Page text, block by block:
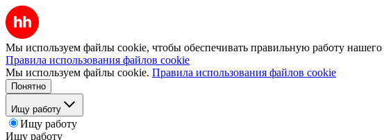
Мы используем файлы cookie, чтобы обеспечивать правильную работу нашего
Правила использования файлов cookie
Мы используем файлы cookie. Правила использования файлов cookie
Понятно
Ищу работу
Ищу работу
Ищу работу